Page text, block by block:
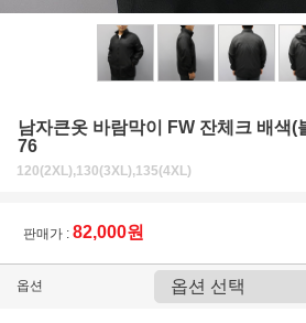
남자큰옷 바람막이 FW 잔체크 배색(
76
120(2XL),130(3XL),135(4XL)
판매가 : 82,000원
옵션